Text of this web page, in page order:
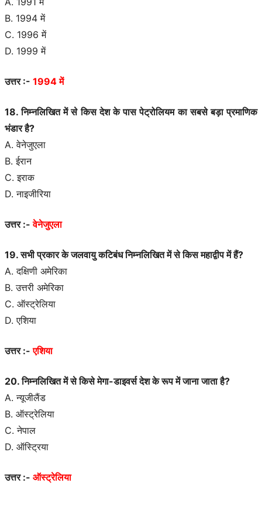
B. 1994 में
C. 1996 में
D. 1999 में
उत्तर :- 1994 में
18. निम्नलिखित में से किस देश के पास पेट्रोलियम का सबसे बड़ा प्रमाणिक
भंडार है?
A. वेनेजुएला
B. ईरान
C. इराक
D. नाइजीरिया
उत्तर :-वेनेजुएला
19. सभी प्रकार के जलवायु कटिबंध निम्नलिखित में से किस महाद्वीप में हैं?
A. दक्षिणी अमेरिका
B. उत्तरी अमेरिका
C. ऑस्ट्रेलिया
D. एशिया
उत्तर :-एशिया
20. निम्नलिखित में से किसे मेगा-डाइवर्स देश के रूप में जाना जाता है?
A. न्यूजीलैंड
B. ऑस्ट्रेलिया
C. नेपाल
D. ऑस्ट्रिया
उत्तर :- ऑस्ट्रेलिया